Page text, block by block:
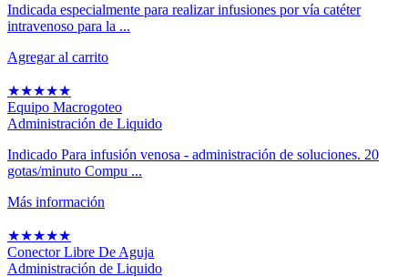
Indicada especialmente para realizar infusiones por vía catéter
intravenoso para la ...
Agregar al carrito
★★★★★
Equipo Macrogoteo
Administración de Liquido
Indicado Para infusión venosa - administración de soluciones. 20
gotas/minuto Compu ...
Más información
★★★★★
Conector Libre De Aguja
Administración de Liquido